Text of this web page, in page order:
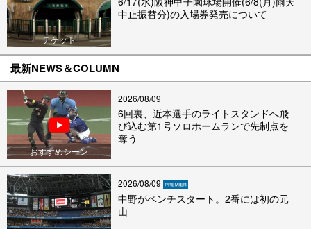
チケット
中止振替分)の入場券発売について
最新NEWS＆COLUMN
おすすめシーン
2026/08/09
6回裏、近本選手のライトスタンドへ飛
び込む第1号ソロホームランで先制点を
奪う
2026/08/09
中野がベンチスタート。2番には初の元
山